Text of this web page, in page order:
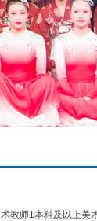
师1本科及以上